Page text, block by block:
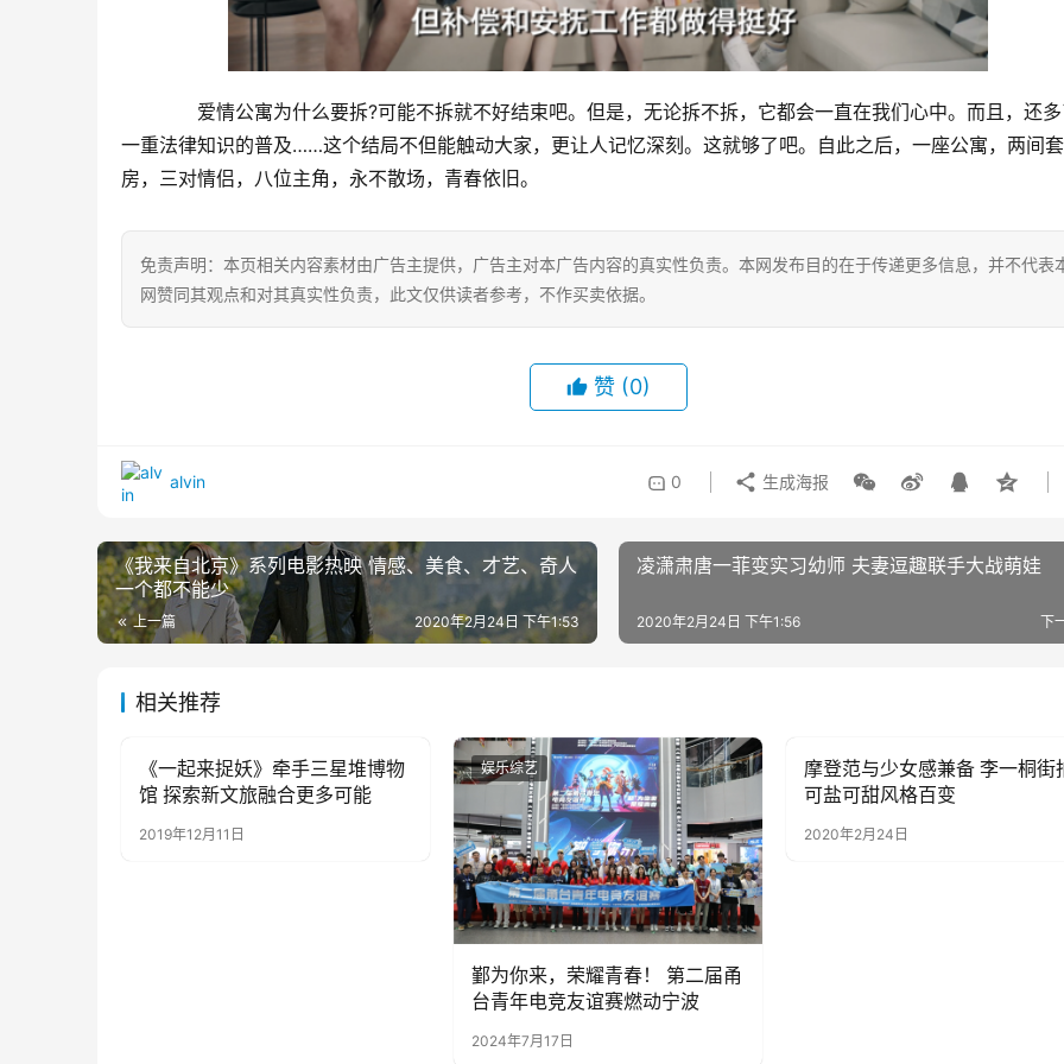
爱情公寓为什么要拆?可能不拆就不好结束吧。但是，无论拆不拆，它都会一直在我们心中。而且，还
一重法律知识的普及……这个结局不但能触动大家，更让人记忆深刻。这就够了吧。自此之后，一座公寓，两间套
房，三对情侣，八位主角，永不散场，青春依旧。
免责声明：本页相关内容素材由广告主提供，广告主对本广告内容的真实性负责。本网发布目的在于传递更多信息，并不代表
网赞同其观点和对其真实性负责，此文仅供读者参考，不作买卖依据。
赞 (0)
alvin 0 生成海报
《我来自北京》系列电影热映 情感、美食、才艺、奇人
一个都不能少
上一篇 2020年2月24日 下午1:53
凌潇肃唐一菲变实习幼师 夫妻逗趣联手大战萌娃
下
2020年2月24日 下午1:56
相关推荐
娱乐综艺
《一起来捉妖》牵手三星堆博物
馆 探索新文旅融合更多可能
2019年12月11日
娱乐综艺
鄞为你来，荣耀青春！ 第二届甬
台青年电竞友谊赛燃动宁波
2024年7月17日
娱乐综艺
摩登范与少女感兼备 李一桐街
可盐可甜风格百变
2020年2月24日